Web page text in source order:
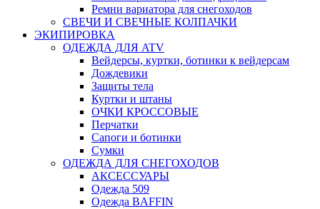
Ремни вариатора для снегоходов
СВЕЧИ И СВЕЧНЫЕ КОЛПАЧКИ
ЭКИПИРОВКА
ОДЕЖДА ДЛЯ ATV
Вейдерсы, куртки, ботинки к вейдерсам
Дождевики
Защиты тела
Куртки и штаны
ОЧКИ КРОССОВЫЕ
Перчатки
Сапоги и ботинки
Сумки
ОДЕЖДА ДЛЯ СНЕГОХОДОВ
АКСЕССУАРЫ
Одежда 509
Одежда BAFFIN